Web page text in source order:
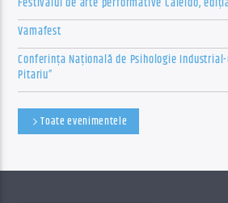
Vamafest
Conferința Națională de Psihologie
Pitariu”
Toate evenimentele